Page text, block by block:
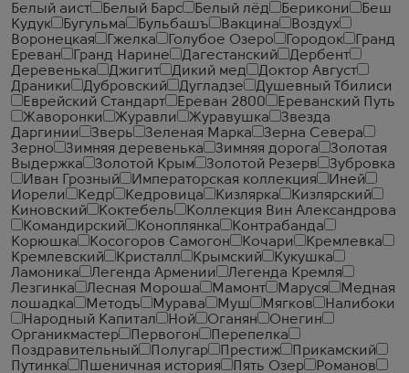
Белый аист
Белый Барс Белый лёд Берикони
Беш
Кудук
Бугульма Бульбашъ Вакцина
Воздух
Воронецкая
Гжелка Голубое Озеро Городок
Гранд
Ереван
Гранд Нарине Дагестанский
Дербент
Деревенька
Джигит Дикий мед
Доктор Август
Драники
Дубровский Дугладзе
Душевный Тбилиси
Еврейский Стандарт
Ереван 2800
Ереванский Путь
Жаворонки
Журавли Журавушка
Звезда
Даргинии
Зверь Зеленая Марка
Зерна Севера
Зерно
Зимняя деревенька Зимняя дорога
Золотая
Выдержка
Золотой Крым Золотой Резерв
Зубровка
Иван Грозный
Императорская коллекция
Иней
Иорели
Кедр Кедровица Кизлярка
Кизлярский
Киновский
Коктебель
Коллекция Вин Александрова
Командирский
Коноплянка
Контрабанда
Корюшка
Косогоров Самогон Кочари
Кремлевка
Кремлевский
Кристалл Крымский
Кукушка
Ламоника
Легенда Армении
Легенда Кремля
Лезгинка
Лесная Мороша Мамонт Маруся
Медная
лошадка
Методъ Мурава Муш Мягков
Налибоки
Народный Капитал
Ной Оганян
Онегин
Органикмастер
Первогон
Перепелка
Поздравительный
Полугар Престиж
Прикамский
Путинка
Пшеничная история Пять Озер Романов